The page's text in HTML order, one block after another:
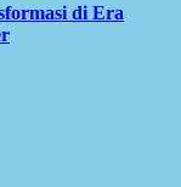
di Era